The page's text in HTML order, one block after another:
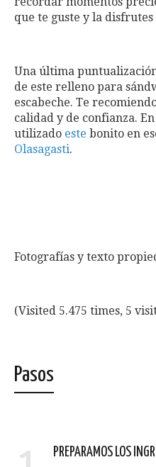
que te guste y la disfrutes
Una última
de este relleno para
escabeche. Te
calidad y de confianza.
utilizado este bonito en
Olasagasti.
Fotografías y texto
(Visited 5.475 times, 5
Pasos
PREPARAMOS LOS